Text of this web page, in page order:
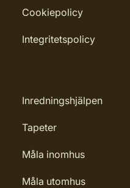
Cookiepolicy
Integritetspolicy
Inredningshjälpen
Tapeter
Måla inomhus
Måla utomhus